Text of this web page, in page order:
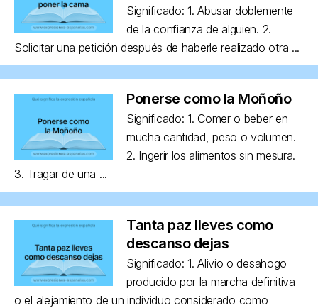
Significado: 1. Abusar doblemente
de la confianza de alguien. 2.
Solicitar una petición después de haberle realizado otra ...
Ponerse como la Moñoño
Significado: 1. Comer o beber en
mucha cantidad, peso o volumen.
2. Ingerir los alimentos sin mesura.
3. Tragar de una ...
Tanta paz lleves como
descanso dejas
Significado: 1. Alivio o desahogo
producido por la marcha definitiva
o el alejamiento de un individuo considerado como